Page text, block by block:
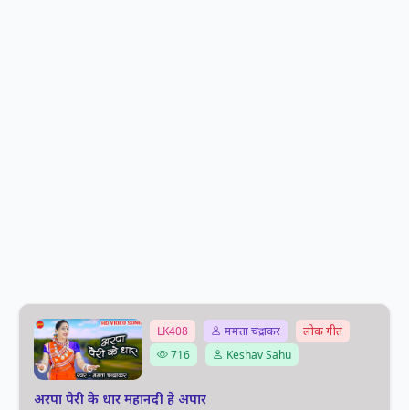
LK408 ममता चंद्राकर
लोक गीत
716
Keshav Sahu
अरपा पैरी के धार महानदी हे अपार